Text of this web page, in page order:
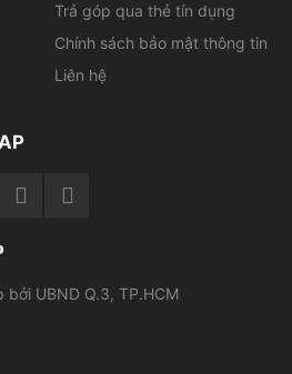
hữu tất cả các giao diện cổng
quan trọng
thì HP 8560W đạt
máy tính để bàn, tốt hơn nhiều
như sation.Elitebook 8560W
xử lý Intel Core i7-thế hệ 2,
RAM cung cấp hiệu năng tốt
cũng đáp ứng được nhu cầu
Trả góp qua thẻ tín dụng
Chính sách bảo mật thông tin
Liên hệ
UBND Q.3, TP.HCM